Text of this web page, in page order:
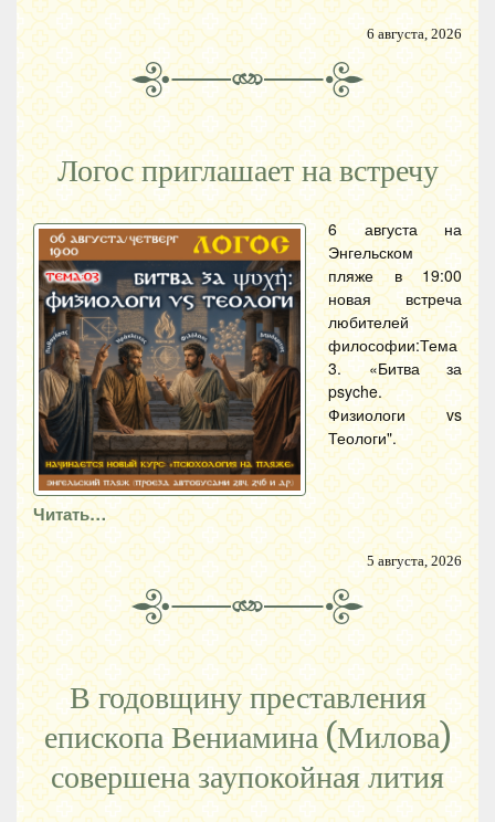
6 августа, 2026
Логос приглашает на встречу
6 августа на
Энгельском
пляже в 19:00
новая встреча
любителей
философии:Тема
3. «Битва за
psyche.
Физиологи vs
Теологи".
Читать…
5 августа, 2026
В годовщину преставления
епископа Вениамина (Милова)
совершена заупокойная лития